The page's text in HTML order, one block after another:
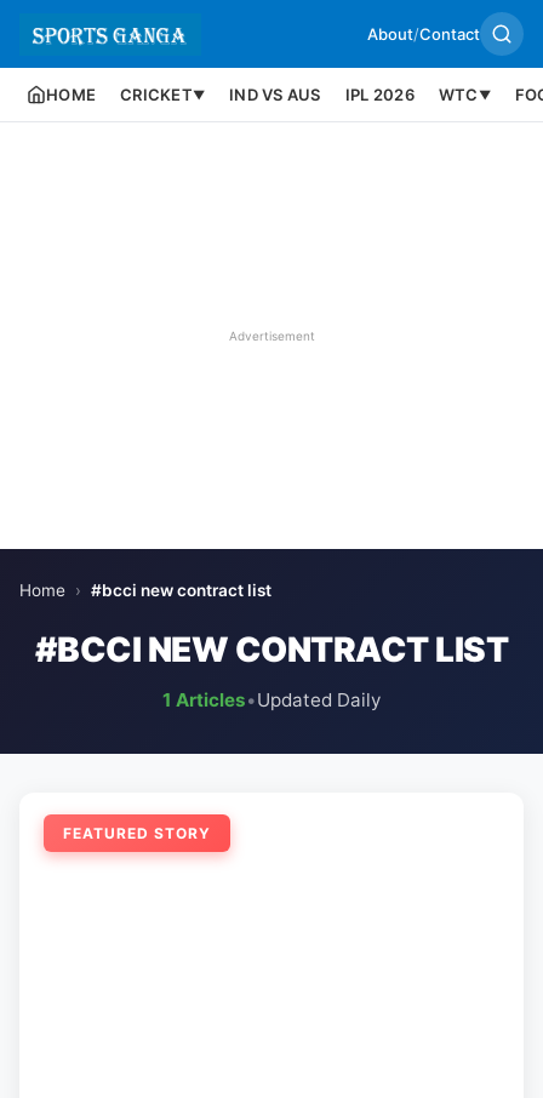
About/Contact
HOME CRICKET▼ IND VS AUS IPL 2026 WTC ▼
Advertisement
Home › #bcci new contract list
#BCCI NEW CONTRACT LIST
1 Articles•Updated Daily
FEATURED STORY